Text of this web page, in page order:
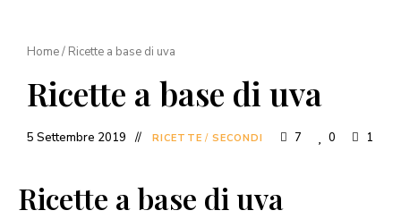
Home/ Ricette a base di uva
Ricette a base di uva
5 Settembre 2019 RICETTE / SECONDI 7 0 1
Ricette a base di uva